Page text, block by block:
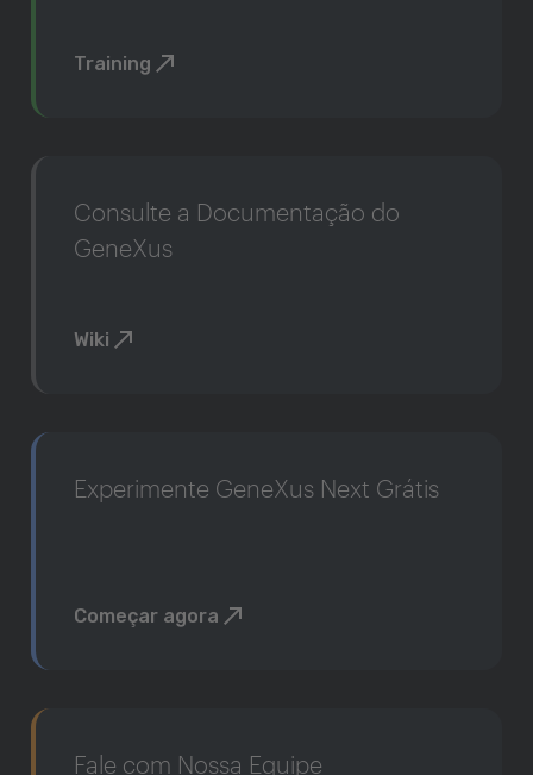
Training
Consulte a Documentação do
GeneXus
Wiki
Experimente GeneXus Next Grátis
Começar agora
Fale com Nossa Equipe